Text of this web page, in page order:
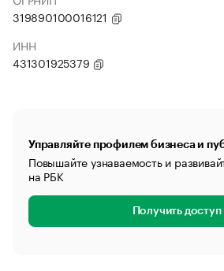
319890100016121
ИНН
431301925379
Управляйте профилем бизнеса и
Повышайте узнаваемость и
на РБК
Получить доступ